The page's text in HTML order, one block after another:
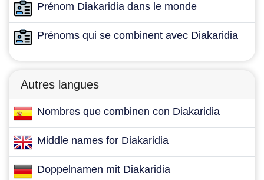
Prénom Diakaridia dans le monde
Prénoms qui se combinent avec Diakaridia
Autres langues
Nombres que combinen con Diakaridia
Middle names for Diakaridia
Doppelnamen mit Diakaridia